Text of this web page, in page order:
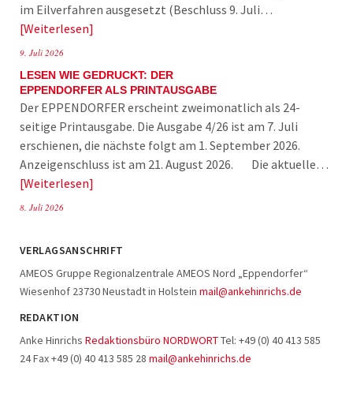
im Eilverfahren ausgesetzt (Beschluss 9. Juli…
Weiterlesen
9. Juli 2026
LESEN WIE GEDRUCKT: DER
EPPENDORFER ALS PRINTAUSGABE
Der EPPENDORFER erscheint zweimonatlich als 24-
seitige Printausgabe. Die Ausgabe 4/26 ist am 7. Juli
erschienen, die nächste folgt am 1. September 2026.
Anzeigenschluss ist am 21. August 2026. Die aktuelle…
Weiterlesen
8. Juli 2026
VERLAGSANSCHRIFT
AMEOS Gruppe Regionalzentrale AMEOS Nord „Eppendorfer“
Wiesenhof 23730 Neustadt in Holstein mail@ankehinrichs.de
REDAKTION
Anke Hinrichs Redaktionsbüro NORDWORTTel: +49 (0) 40 413 585
24 Fax +49 (0) 40 413 585 28 mail@ankehinrichs.de